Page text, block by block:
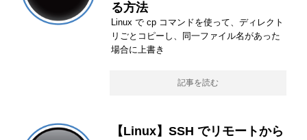
る方法
Linux で cp コマンドを使って、ディレクト
リごとコピーし、同一ファイル名があった
場合に上書き
記事を読む
【Linux】SSH でリモートから